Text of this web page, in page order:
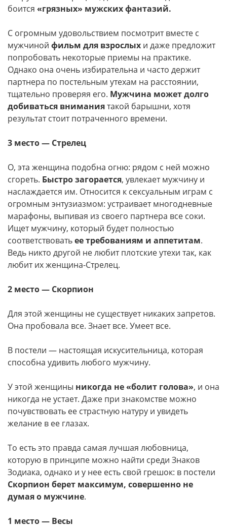
боится «грязных» мужских фантазий.
С огромным удовольствием посмотрит вместе с
мужчиной фильм для взрослых и даже предложит
попробовать некоторые приемы на практике.
Однако она очень избирательна и часто держит
партнера по постельным утехам на расстоянии,
тщательно проверяя его. Мужчина может долго
добиваться вниманиятакой барышни, хотя
результат стоит потраченного времени.
3 место — Стрелец
О, эта женщина подобна огню: рядом с ней можно
сгореть. Быстро загорается, увлекает мужчину и
наслаждается им. Относится к сексуальным играм с
огромным энтузиазмом: устраивает многодневные
марафоны, выпивая из своего партнера все соки.
Ищет мужчину, который будет полностью
соответствоватьее требованиям и аппетитам.
Ведь никто другой не любит плотские утехи так, как
любит их женщина-Стрелец.
2 место — Скорпион
Для этой женщины не существует никаких запретов.
Она пробовала все. Знает все. Умеет все.
В постели — настоящая искусительница, которая
способна удивить любого мужчину.
У этой женщины никогда не «болит голова», и она
никогда не устает. Даже при знакомстве можно
почувствовать ее страстную натуру и увидеть
желание в ее глазах.
То есть это правда самая лучшая любовница,
которую в принципе можно найти среди Знаков
Зодиака, однако и у нее есть свой грешок: в постели
Скорпион берет максимум, совершенно не
думая о мужчине.
1 место — Весы